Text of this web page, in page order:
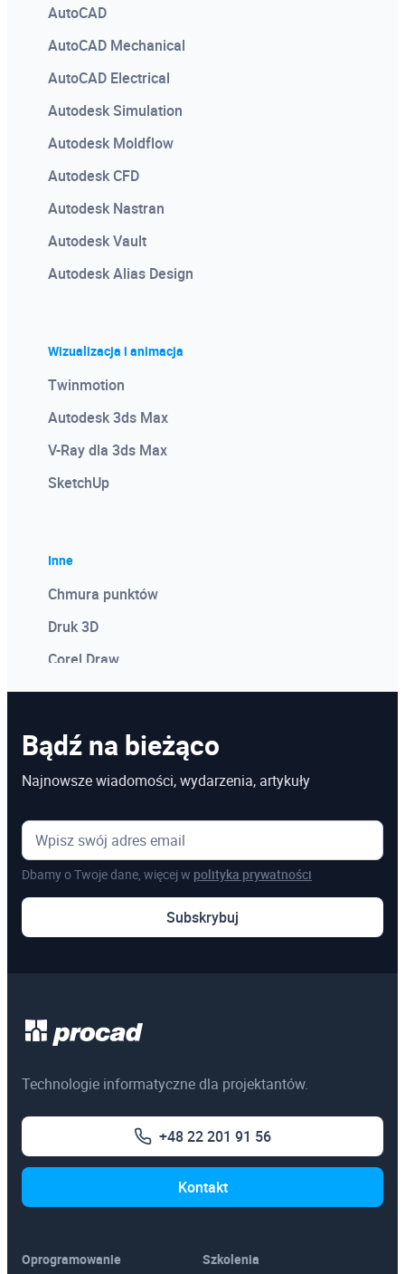
AutoCAD
AutoCAD Mechanical
AutoCAD Electrical
Autodesk Simulation
Autodesk Moldflow
Autodesk CFD
Autodesk Nastran
Autodesk Vault
Autodesk Alias Design
Wizualizacja i animacja
Twinmotion
Autodesk 3ds Max
V-Ray dla 3ds Max
SketchUp
Inne
Chmura punktów
Druk 3D
Corel Draw
Photoshop
Microsoft Project
Kosztorysowanie w programie Norma
Microsoft Excel
Pozostałe
Szkolenia online
Egzaminy certyfikacyjne
3ds Max
Autodesk Revit Architecture
Bądź na bieżąco
Najnowsze wiadomości, wydarzenia, artykuły
Dbamy o Twoje dane, więcej w polityka prywatności
Subskrybuj
Technologie informatyczne dla projektantów.
+48 22 201 91 56
Kontakt
Oprogramowanie Szkolenia